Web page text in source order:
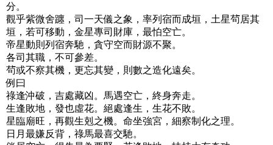
分。
觀乎紫微舍躔，司一天儀之象，率列宿而成垣，土星茍居其
垣，若可移動，金星專司財庫，最怕空亡。
帝星動則列宿奔馳，貪守空而財源不聚。
各司其職，不可參差。
茍或不察其機，更忘其變，則數之造化遠矣。
例曰
祿逢沖破，吉處藏凶。馬遇空亡，終身奔走。
生逢敗地，發也虛花。絕處逢生，生花不敗。
星臨廟旺，再觀生剋之機。命坐強宮，細察制化之理。
日月最嫌反背，祿馬最喜交馳。